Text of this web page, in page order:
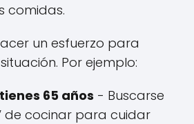
comidas.
un esfuerzo para
Por ejemplo:
65 años - Buscarse
de cocinar para cuidar